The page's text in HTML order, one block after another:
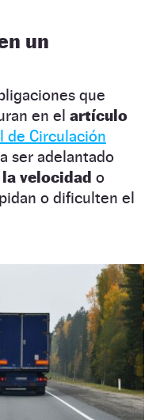
un
que
en el artículo
de Circulación
ser adelantado
velocidad o
o dificulten el